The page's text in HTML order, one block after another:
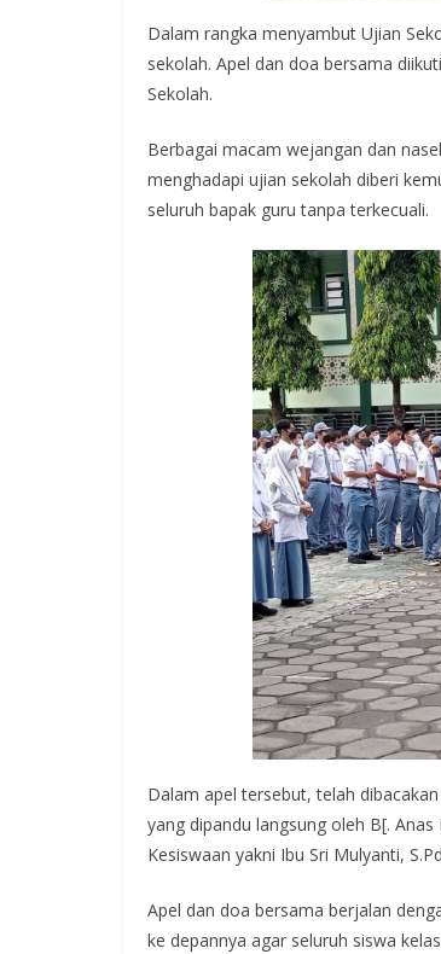
Dalam rangka menyambut Ujian
sekolah. Apel dan doa bersama
Sekolah.
Berbagai macam wejangan dan
menghadapi ujian sekolah diberi
seluruh bapak guru tanpa terkecuali.
Dalam apel tersebut, telah
yang dipandu langsung oleh B[.
Kesiswaan yakni Ibu Sri Mulyanti,
Apel dan doa bersama berjalan
ke depannya agar seluruh siswa